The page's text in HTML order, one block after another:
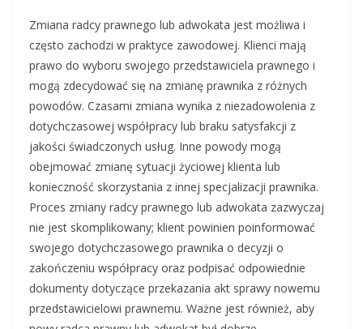
Zmiana radcy prawnego lub adwokata jest możliwa i
często zachodzi w praktyce zawodowej. Klienci mają
prawo do wyboru swojego przedstawiciela prawnego i
mogą zdecydować się na zmianę prawnika z różnych
powodów. Czasami zmiana wynika z niezadowolenia z
dotychczasowej współpracy lub braku satysfakcji z
jakości świadczonych usług. Inne powody mogą
obejmować zmianę sytuacji życiowej klienta lub
konieczność skorzystania z innej specjalizacji prawnika.
Proces zmiany radcy prawnego lub adwokata zazwyczaj
nie jest skomplikowany; klient powinien poinformować
swojego dotychczasowego prawnika o decyzji o
zakończeniu współpracy oraz podpisać odpowiednie
dokumenty dotyczące przekazania akt sprawy nowemu
przedstawicielowi prawnemu. Ważne jest również, aby